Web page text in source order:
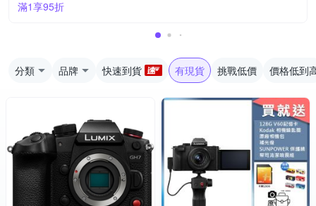
滿1享95折
分類 品牌 快速到貨 有現貨 挑戰低價 價格低到